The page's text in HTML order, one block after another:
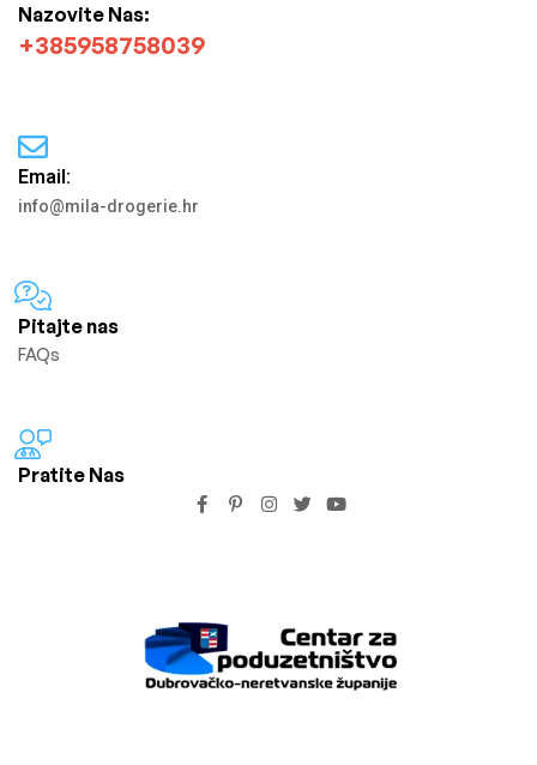
Nazovite Nas:
+385958758039
Email:
info@mila-drogerie.hr
Pitajte nas
FAQs
Pratite Nas